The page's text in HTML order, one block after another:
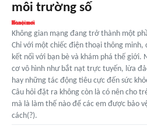
môi trường số
Không gian mạng đang trở thành một
Chỉ với một chiếc điện thoại thông minh,
kết nối với bạn bè và khám phá thế giới.
cơ vô hình như bắt nạt trực tuyến, lừa
hay những tác động tiêu cực đến sức
Câu hỏi đặt ra không còn là có nên cho
mà là làm thế nào để các em được bảo
cách(?).